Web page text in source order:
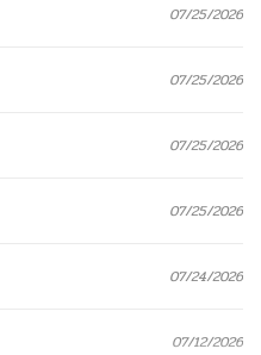
07/25/2026
07/25/2026
07/25/2026
07/25/2026
07/24/2026
07/12/2026